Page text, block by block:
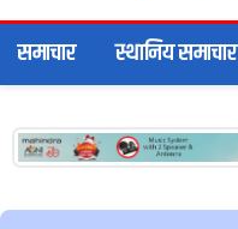
समाचार स्थानिय समाचार